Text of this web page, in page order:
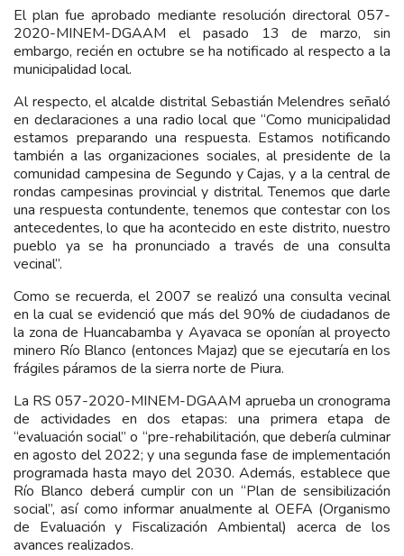
El plan fue aprobado mediante resolución directoral 057-
2020-MINEM-DGAAM el pasado 13 de marzo, sin
embargo, recién en octubre se ha notificado al respecto a la
municipalidad local.
Al respecto, el alcalde distrital Sebastián Melendres señaló
en declaraciones a una radio local que “Como municipalidad
estamos preparando una respuesta. Estamos notificando
también a las organizaciones sociales, al presidente de la
comunidad campesina de Segundo y Cajas, y a la central de
rondas campesinas provincial y distrital. Tenemos que darle
una respuesta contundente, tenemos que contestar con los
antecedentes, lo que ha acontecido en este distrito, nuestro
pueblo ya se ha pronunciado a través de una consulta
vecinal”.
Como se recuerda, el 2007 se realizó una consulta vecinal
en la cual se evidenció que más del 90% de ciudadanos de
la zona de Huancabamba y Ayavaca se oponían al proyecto
minero Río Blanco (entonces Majaz) que se ejecutaría en los
frágiles páramos de la sierra norte de Piura.
La RS 057-2020-MINEM-DGAAM aprueba un cronograma
de actividades en dos etapas: una primera etapa de
“evaluación social” o “pre-rehabilitación, que debería culminar
en agosto del 2022; y una segunda fase de implementación
programada hasta mayo del 2030. Además, establece que
Río Blanco deberá cumplir con un “Plan de sensibilización
social”, así como informar anualmente al OEFA (Organismo
de Evaluación y Fiscalización Ambiental) acerca de los
avances realizados.